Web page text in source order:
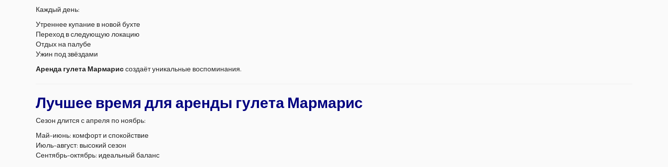
Каждый день:
Утреннее купание в новой бухте
Переход в следующую локацию
Отдых на палубе
Ужин под звёздами
Аренда гулета Мармариссоздаёт уникальные воспоминания.
Лучшее время для аренды гулета Мармарис
Сезон длится с апреля по ноябрь:
Май–июнь: комфорт и спокойствие
Июль–август: высокий сезон
Сентябрь–октябрь: идеальный баланс